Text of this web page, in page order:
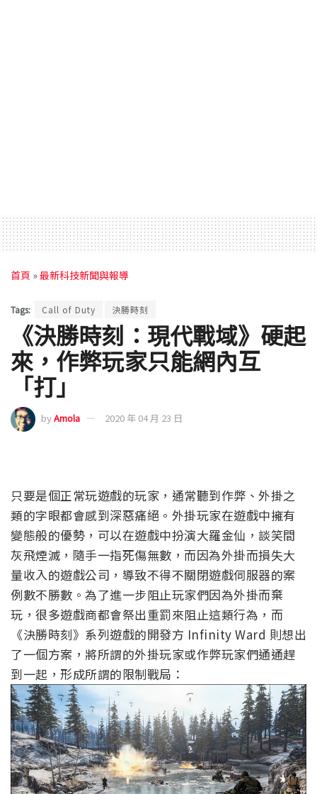
首頁 »最新科技新聞與報導
Tags: Call of Duty 決勝時刻
《決勝時刻：現代戰域》硬起
來，作弊玩家只能網內互
「打」
byAmola 2020 年 04 月 23 日
只要是個正常玩遊戲的玩家，通常聽到作弊、外掛之
類的字眼都會感到深惡痛絕。外掛玩家在遊戲中擁有
變態般的優勢，可以在遊戲中扮演大羅金仙，談笑間
灰飛煙滅，隨手一指死傷無數，而因為外掛而損失大
量收入的遊戲公司，導致不得不關閉遊戲伺服器的案
例數不勝數。為了進一步阻止玩家們因為外掛而棄
玩，很多遊戲商都會祭出重罰來阻止這類行為，而
《決勝時刻》系列遊戲的開發方 Infinity Ward 則想出
了一個方案，將所謂的外掛玩家或作弊玩家們通通趕
到一起，形成所謂的限制戰局：